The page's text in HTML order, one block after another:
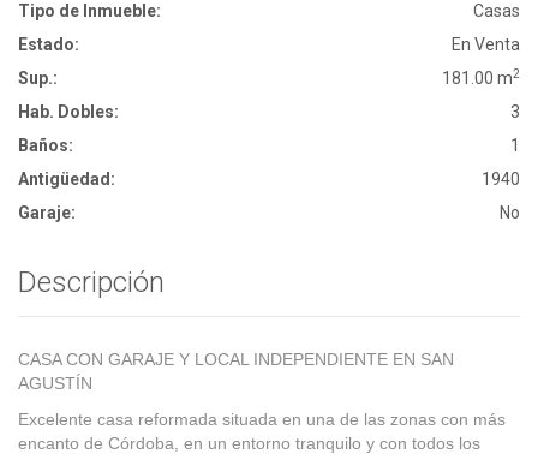
Tipo de Inmueble:
Casas
Estado:
En Venta
Sup.:
181.00 m2
Hab. Dobles:
3
Baños:
1
Antigüedad:
1940
Garaje:
No
Descripción
CASA CON GARAJE Y LOCAL INDEPENDIENTE EN SAN
AGUSTÍN
Excelente casa reformada situada en una de las zonas con más
encanto de Córdoba, en un entorno tranquilo y con todos los